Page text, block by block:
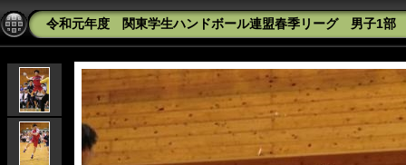
令和元年度 関東学生ハンドボール連盟春季リーグ 男子1